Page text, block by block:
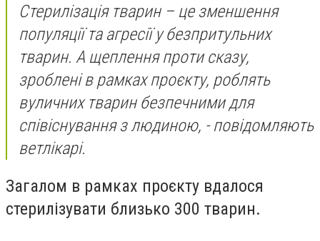
Стерилізація тварин – це зменшення
популяції та агресії у безпритульних
тварин. А щеплення проти сказу,
зроблені в рамках проєкту, роблять
вуличних тварин безпечними для
співіснування з людиною, - повідомляють
ветлікарі.
Загалом в рамках проєкту вдалося
стерилізувати близько 300 тварин.